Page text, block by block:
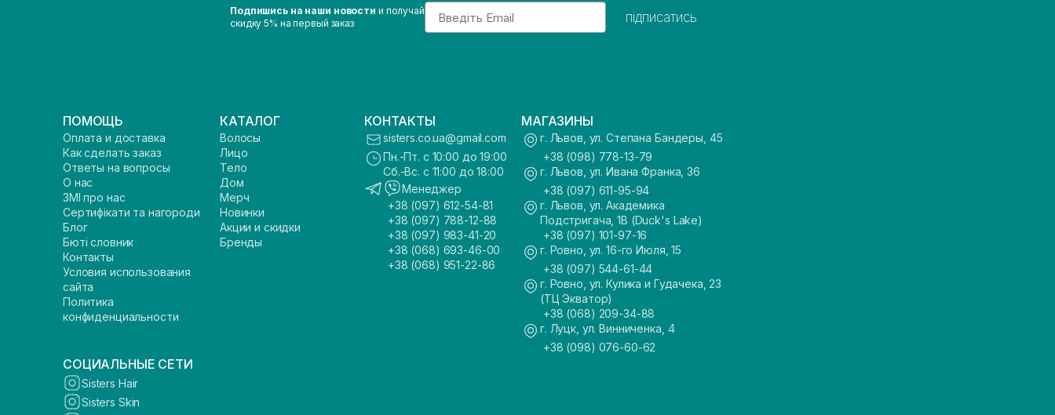
Подпишись на наши новости и получай
скидку 5% на первый заказ
Email
підписатись
ПОМОЩЬ
Оплата и доставка
Как сделать заказ
Ответы на вопросы
О нас
ЗМІ про нас
Сертифікати та нагороди
Блог
Бюті словник
Контакты
Условия использования
сайта
Политика
конфиденциальности
КАТАЛОГ
Волосы
Лицо
Тело
Дом
Мерч
Новинки
Акции и скидки
Бренды
КОНТАКТЫ
sisters.co.ua@gmail.com
Пн.-Пт. с 10:00 до 19:00
Сб.-Вс. с 11:00 до 18:00
Менеджер
+38 (097) 612-54-81
+38 (097) 788-12-88
+38 (097) 983-41-20
+38 (068) 693-46-00
+38 (068) 951-22-86
МАГАЗИНЫ
г. Львов, ул. Степана Бандеры, 45
+38 (098) 778-13-79
г. Львов, ул. Ивана Франка, 36
+38 (097) 611-95-94
г. Львов, ул. Академика
Подстригача, 1В (Duck's Lake)
+38 (097) 101-97-16
г. Ровно, ул. 16-го Июля, 15
+38 (097) 544-61-44
г. Ровно, ул. Кулика и Гудачека, 23
(ТЦ Экватор)
+38 (068) 209-34-88
г. Луцк, ул. Винниченка, 4
+38 (098) 076-60-62
СОЦИАЛЬНЫЕ СЕТИ
Sisters Hair
Sisters Skin